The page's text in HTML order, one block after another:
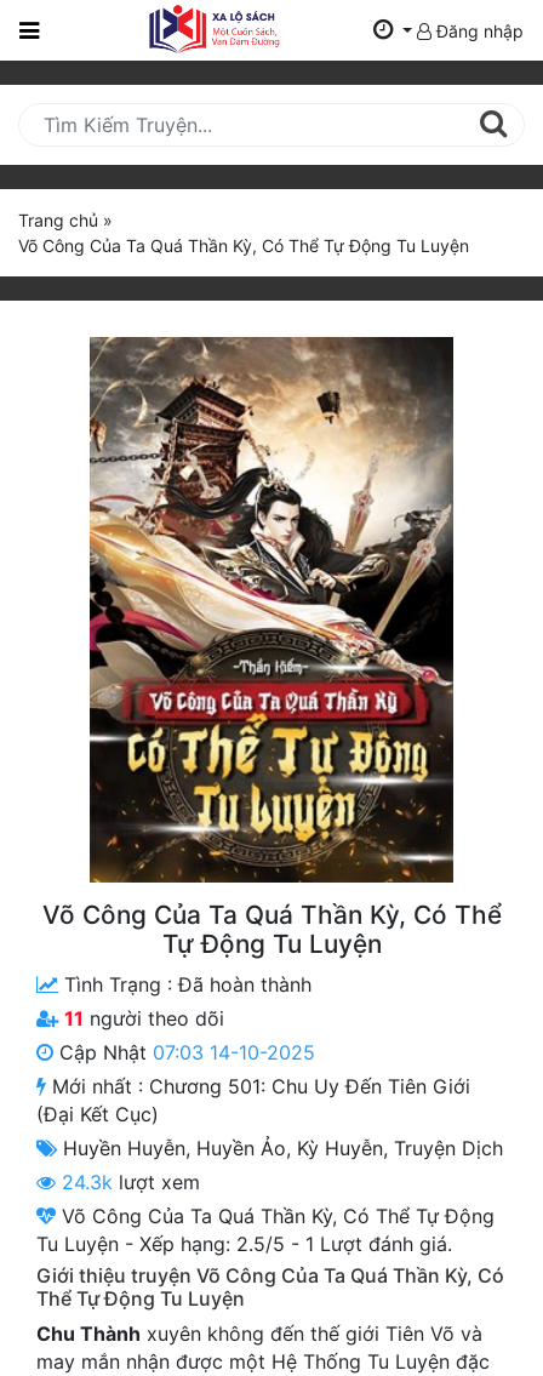
Trang
Mới
Cập
Nhật
(current)
Truyện Mới Ra
Hoàn Thành
Truyện Convert
Truyện Nhập Môn
Cạnh Kỹ
Cổ Tiên Hiệp
Cổ Đại
Du Hí
Dị Giới
Dị Năng
Gia Đấu
Đăng nhập
Trang chủ »
Võ Công Của Ta Quá Thần Kỳ, Có Thể Tự Động Tu Luyện
Võ Công Của Ta Quá Thần Kỳ, Có Thể
Tự Động Tu Luyện
Tình Trạng :Đã hoàn thành
11 người theo dõi
Cập Nhật 07:03 14-10-2025
Mới nhất : Chương 501: Chu Uy Đến Tiên Giới
(Đại Kết Cục)
Huyền Huyễn, Huyền Ảo, Kỳ Huyễn, Truyện Dịch
24.3k lượt xem
Võ Công Của Ta Quá Thần Kỳ, Có Thể Tự Động
Tu Luyện - Xếp hạng: 2.5/5 - 1 Lượt đánh giá.
Giới thiệu truyện Võ Công Của Ta Quá Thần Kỳ, Có
Thể Tự Động Tu Luyện
Chu Thành xuyên không đến thế giới Tiên Võ và
may mắn nhận được một Hệ Thống Tu Luyện đặc